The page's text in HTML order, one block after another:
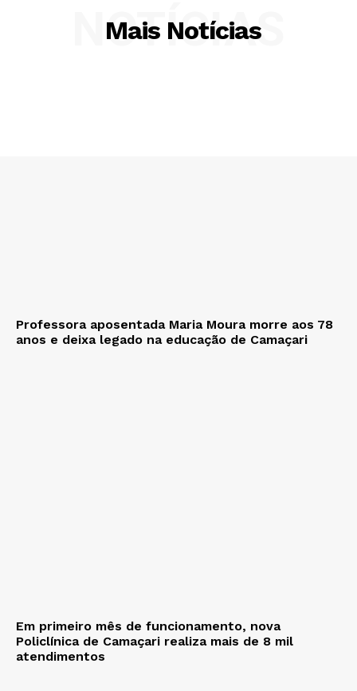
Mais Notícias
NOTÍCIAS
Professora aposentada Maria Moura morre aos 78
anos e deixa legado na educação de Camaçari
Em primeiro mês de funcionamento, nova
Policlínica de Camaçari realiza mais de 8 mil
atendimentos